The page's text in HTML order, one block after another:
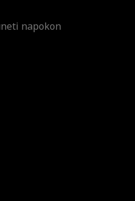
napokon